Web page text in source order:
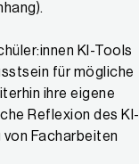
KI-Tools
für mögliche
ihre eigene
Reflexion des KI-
Facharbeiten